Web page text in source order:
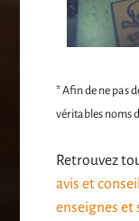
* Afin de ne pas
véritables noms
Retrouvez
avis et
enseignes et